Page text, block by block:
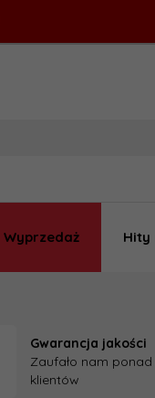
Wyprzedaż Hity
Gwarancja jakości
Zaufało nam
klientów